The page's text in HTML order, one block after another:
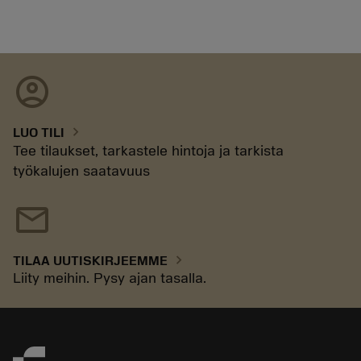
account_circle
LUO TILI chevron_right
Tee tilaukset, tarkastele hintoja ja tarkista
työkalujen saatavuus
mail
TILAA UUTISKIRJEEMME chevron_right
Liity meihin. Pysy ajan tasalla.